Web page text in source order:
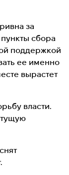
за
сбора
поддержкой
ее именно
вырастет
власти.